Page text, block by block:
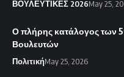
ΒΟΥΛΕΥΤΙΚΕΣ 2026May 25,
Ο πλήρης κατάλογος των
Βουλευτών
ΠολιτικήMay 25, 2026